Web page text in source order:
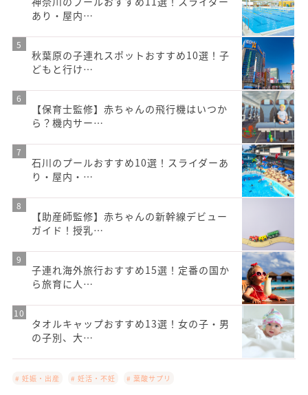
あり・屋内…
秋葉原の子連れスポットおすすめ10選！子
どもと行け…
【保育士監修】赤ちゃんの飛行機はいつか
ら？機内サー…
石川のプールおすすめ10選！スライダーあ
り・屋内・…
【助産師監修】赤ちゃんの新幹線デビュー
ガイド！授乳…
子連れ海外旅行おすすめ15選！定番の国か
ら旅育に人…
タオルキャップおすすめ13選！女の子・男
の子別、大…
# 妊娠・出産 # 妊活・不妊 # 葉酸サプリ